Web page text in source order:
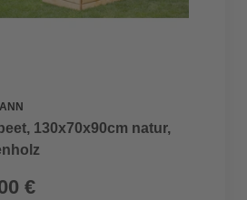
130x70x90cm natur,
€